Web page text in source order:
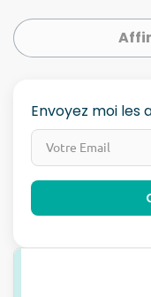
Envoyez moi les